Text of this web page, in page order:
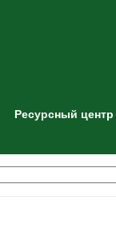
Ресурсный центр